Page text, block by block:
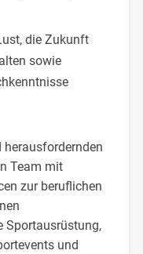
die Zukunft
sowie
Team mit
zur beruflichen
Sportausrüstung,
und